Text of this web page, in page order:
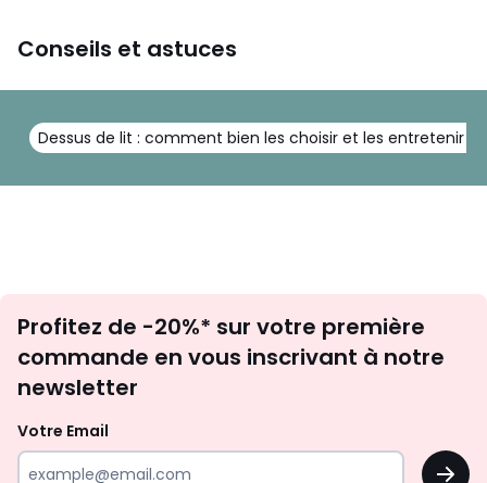
Conseils et astuces
Dessus de lit : comment bien les choisir et les entretenir ?
newsletter
Profitez de -20%* sur votre première
commande en vous inscrivant à notre
newsletter
Votre Email
OK